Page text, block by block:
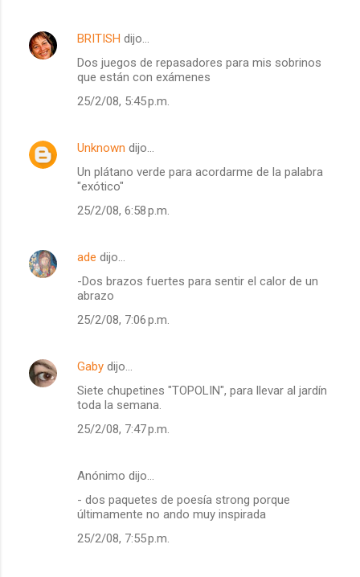
BRITISH dijo…
Dos juegos de repasadores para mis sobrinos
que están con exámenes
25/2/08, 5:45 p.m.
Unknown dijo…
Un plátano verde para acordarme de la palabra
"exótico"
25/2/08, 6:58 p.m.
ade dijo…
-Dos brazos fuertes para sentir el calor de un
abrazo
25/2/08, 7:06 p.m.
Gaby dijo…
Siete chupetines "TOPOLIN", para llevar al jardín
toda la semana.
25/2/08, 7:47 p.m.
Anónimo dijo…
- dos paquetes de poesía strong porque
últimamente no ando muy inspirada
25/2/08, 7:55 p.m.